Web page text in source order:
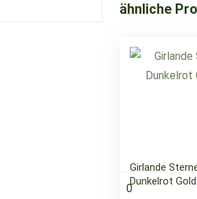
ähnliche
Girlande
Dunkelrot
0